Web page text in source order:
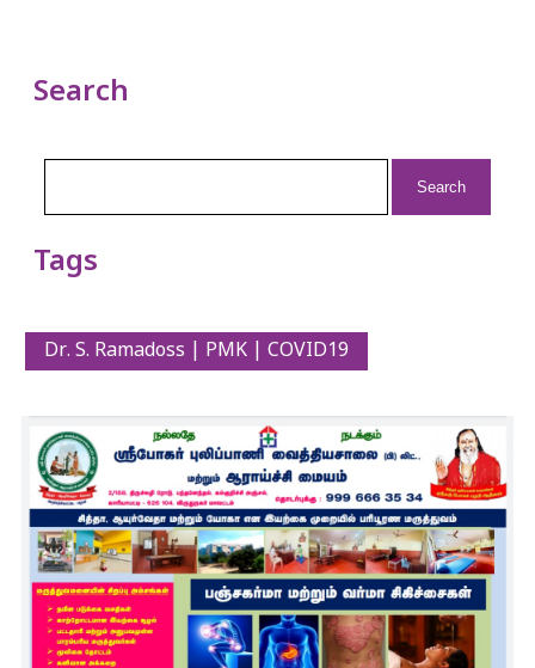
Search
Tags
Dr. S. Ramadoss | PMK | COVID19